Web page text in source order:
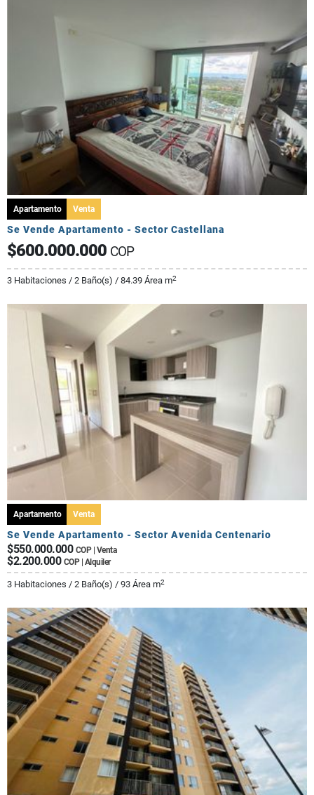
Apartamento Venta
Se Vende Apartamento - Sector Castellana
$600.000.000 COP
3 Habitaciones / 2 Baño(s) / 84.39 Área m2
Apartamento Venta
Se Vende Apartamento - Sector Avenida Centenario
$550.000.000 COP | Venta
$2.200.000 COP | Alquiler
3 Habitaciones / 2 Baño(s) / 93 Área m2